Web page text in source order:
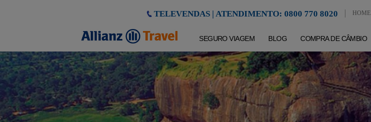
TELEVENDAS | ATENDIMENTO: 0800 770 8020 HOME
SEGURO VIAGEM BLOG COMPRA DE CÂMBIO